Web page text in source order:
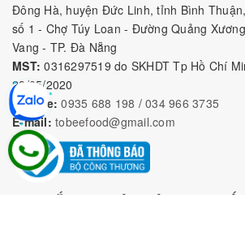
Đông Hà, huyện Đức Linh, tỉnh Bình
số 1 - Chợ Túy Loan - Đường Quảng
Vang - TP. Đà Nẵng
MST: 0316297519 do SKHDT Tp Hồ Chí
28/05/2020
Hotline: 0935 688 198 / 034 966 3735
E-mail: tobeefood@gmail.com
MUA SẮM NGUYÊN LIỆU PHA CHẾ